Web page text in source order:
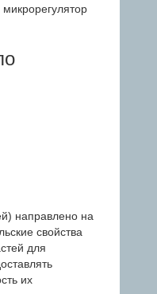
микрорегулятор
направлено на
свойства
для
их